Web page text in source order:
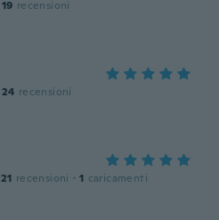
19 recensioni
24 recensioni
21 recensioni · 1 caricamenti